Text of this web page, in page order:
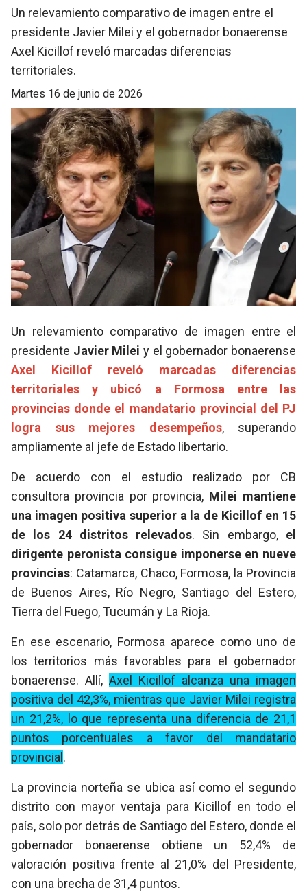
Un relevamiento comparativo de imagen entre el
presidente Javier Milei y el gobernador bonaerense
Axel Kicillof reveló marcadas diferencias
territoriales.
martes 16 de junio de 2026
Un relevamiento comparativo de imagen entre el
presidente Javier Milei y el gobernador bonaerense
Axel Kicillof reveló marcadas diferencias
territoriales y ubicó a Formosa entre las
provincias donde el mandatario provincial del PJ
logra sus mejores desempeños, superando
ampliamente al jefe de Estado libertario.
De acuerdo con el estudio realizado por CB
consultora provincia por provincia, Milei mantiene
una imagen positiva superior a la de Kicillof en 15
de los 24 distritos relevados. Sin embargo, el
dirigente peronista consigue imponerse en nueve
provincias: Catamarca, Chaco, Formosa, la Provincia
de Buenos Aires, Río Negro, Santiago del Estero,
Tierra del Fuego, Tucumán y La Rioja.
En ese escenario, Formosa aparece como uno de
los territorios más favorables para el gobernador
bonaerense. Allí, Axel Kicillof alcanza una imagen
positiva del 42,3%, mientras que Javier Milei registra
un 21,2%, lo que representa una diferencia de 21,1
puntos porcentuales a favor del mandatario
provincial .
La provincia norteña se ubica así como el segundo
distrito con mayor ventaja para Kicillof en todo el
país, solo por detrás de Santiago del Estero, donde el
gobernador bonaerense obtiene un 52,4% de
valoración positiva frente al 21,0% del Presidente,
con una brecha de 31,4 puntos.